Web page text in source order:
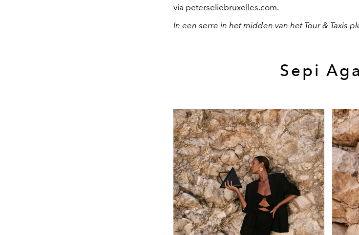
via peterseliebruxelles.com.
In een serre in het midden van het Tour & Taxis
Sepi